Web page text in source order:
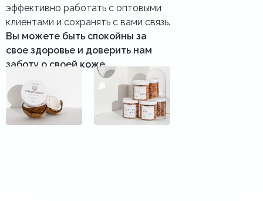
эффективно работать с оптовыми
клиентами и сохранять с вами связь.
Вы можете быть спокойны за
свое здоровье и доверить нам
заботу о своей коже.